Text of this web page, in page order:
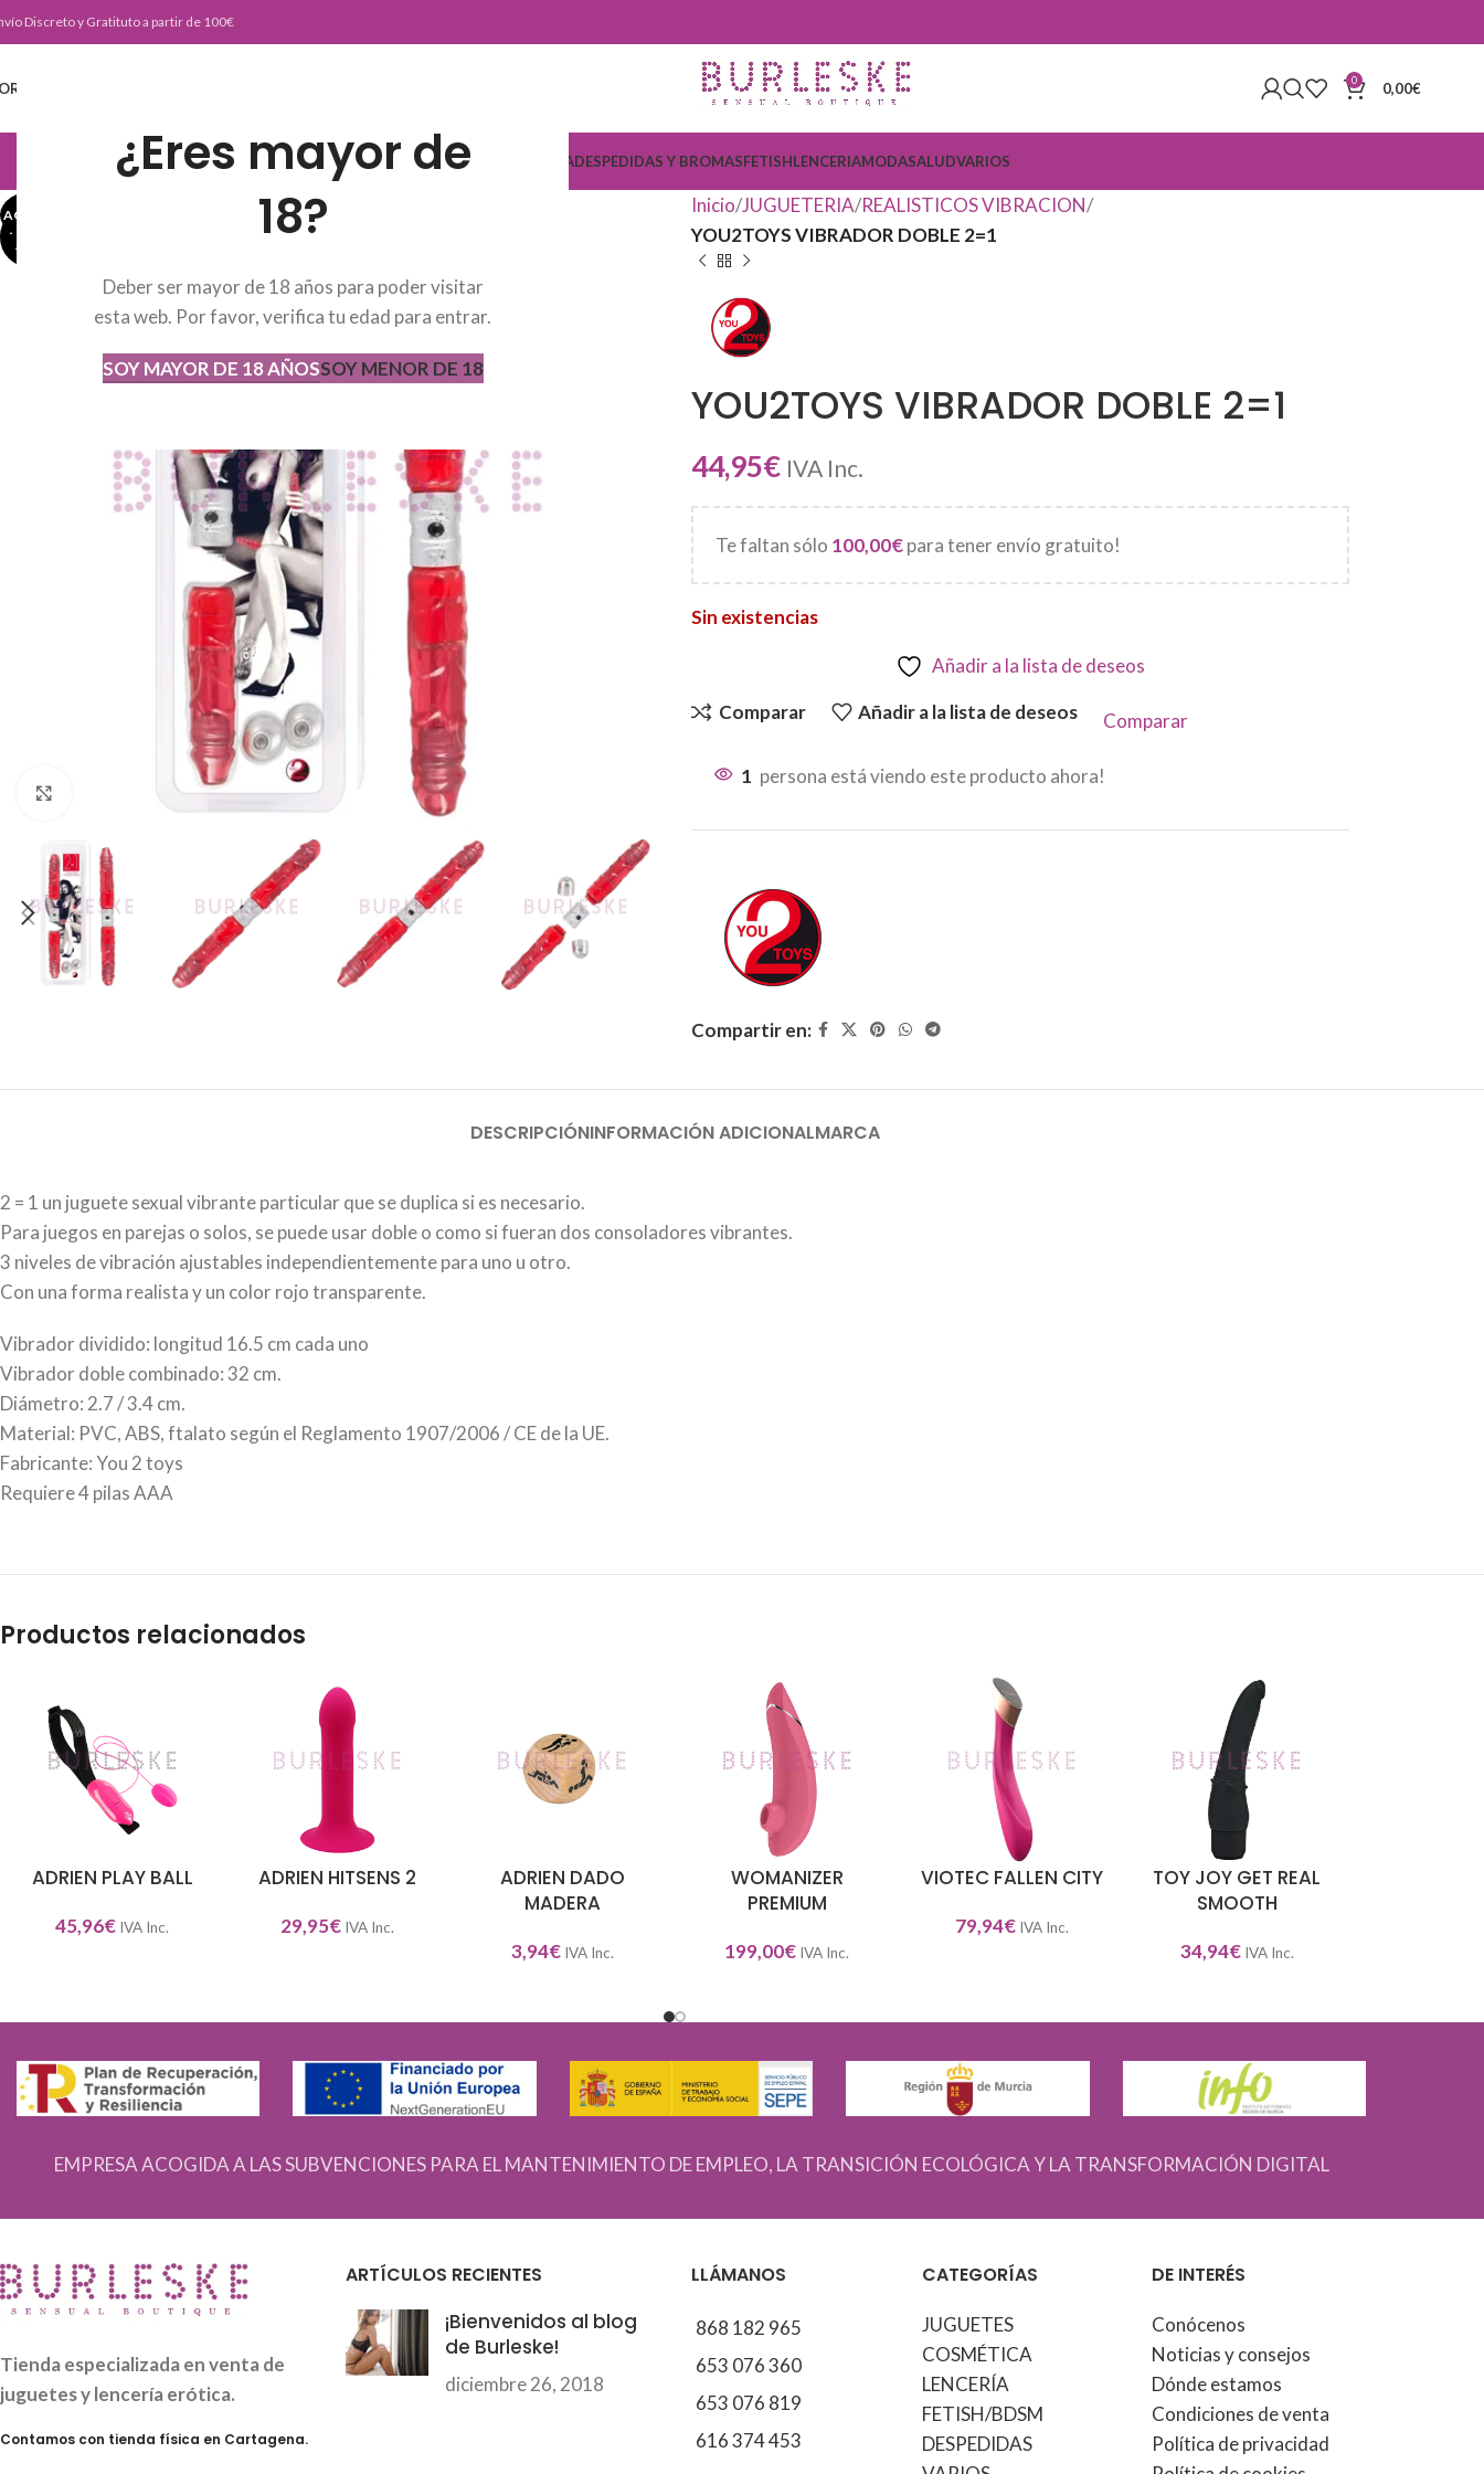
¿Eres mayor de
18?
Deber ser mayor de 18 años para poder visitar
esta web. Por favor, verifica tu edad para entrar.
SOY MAYOR DE 18 AÑOSSOY MENOR DE 18
Discreto y Gratituto a partir de 100€
0 0,00€
JUGUETERIA COSMETICADESPEDIDAS Y BROMASFETISHLENCERIAMODASALUDVARIOS
AGOT
ADO
Haga Click para agrandar
AGOTADO Inicio JUGUETERIA REALISTICOS VIBRACION
YOU2TOYS VIBRADOR DOBLE 2=1
YOU2TOYS VIBRADOR DOBLE 2=1
44,95€ IVA Inc.
Te faltan sólo 100,00€para tener envío gratuito!
Sin existencias
Añadir a la lista de deseos
Comparar Añadir a la lista de deseos Comparar
1 persona está viendo este producto ahora!
Compartir en:
DESCRIPCIÓNINFORMACIÓN ADICIONALMARCA
2 = 1 un juguete sexual vibrante particular que se duplica si es necesario.
Para juegos en parejas o solos, se puede usar doble o como si fueran dos consoladores vibrantes.
3 niveles de vibración ajustables independientemente para uno u otro.
Con una forma realista y un color rojo transparente.
Vibrador dividido: longitud 16.5 cm cada uno
Vibrador doble combinado: 32 cm.
Diámetro: 2.7 / 3.4 cm.
Material: PVC, ABS, ftalato según el Reglamento 1907/2006 / CE de la UE.
Fabricante: You 2 toys
Requiere 4 pilas AAA
Productos relacionados
AÑADIR AL CARRITO
ADRIEN PLAY BALL
45,96€ IVA Inc.
AÑADIR AL CARRITO
ADRIEN HITSENS 2
29,95€ IVA Inc.
AÑADIR AL CARRITO
ADRIEN DADO
MADERA
3,94€ IVA Inc.
SELECCIONAR OPCIONES
WOMANIZER
PREMIUM
199,00€ IVA Inc.
SELECCIONAR OPCIONES
VIOTEC FALLEN CITY
79,94€ IVA Inc.
SELECCIONAR OPCIONES
TOY JOY GET REAL
SMOOTH
34,94€ IVA Inc.
EMPRESA ACOGIDA A LAS SUBVENCIONES PARA EL MANTENIMIENTO DE EMPLEO, LA TRANSICIÓN ECOLÓGICA Y LA TRANSFORMACIÓN DIGITAL
Tienda especializada en venta de
juguetes y lencería erótica.
Contamos con tienda física en Cartagena.
ARTÍCULOS RECIENTES
¡Bienvenidos al blog
de Burleske!
diciembre 26, 2018
LLÁMANOS
868 182 965
653 076 360
653 076 819
616 374 453
CATEGORÍAS
JUGUETES
COSMÉTICA
LENCERÍA
FETISH/BDSM
DESPEDIDAS
DE INTERÉS
Conócenos
Noticias y consejos
Dónde estamos
Condiciones de venta
Política de privacidad